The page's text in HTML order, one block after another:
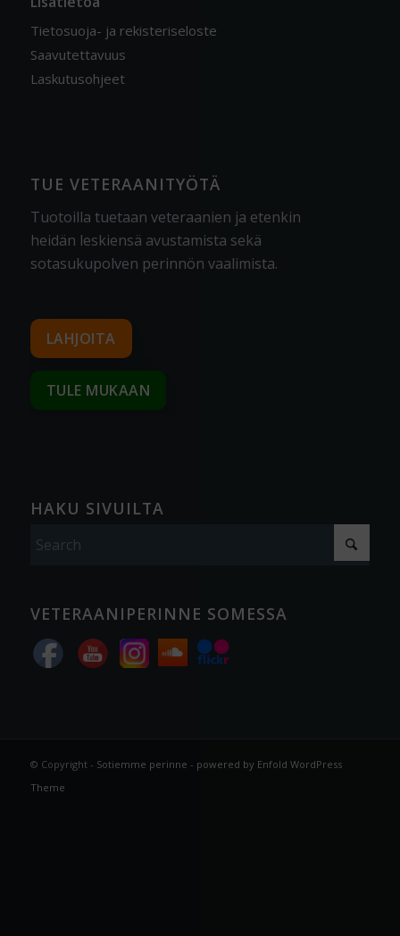
Tietosuoja- ja rekisteriseloste
Saavutettavuus
Laskutusohjeet
TUE VETERAANITYÖTÄ
Tuotoilla tuetaan veteraanien ja etenkin
heidän leskiensä avustamista sekä
sotasukupolven perinnön vaalimista.
LAHJOITA
TULE MUKAAN
HAKU SIVUILTA
VETERAANIPERINNE SOMESSA
© Copyright - Sotiemme perinne - powered by Enfold WordPress
Theme